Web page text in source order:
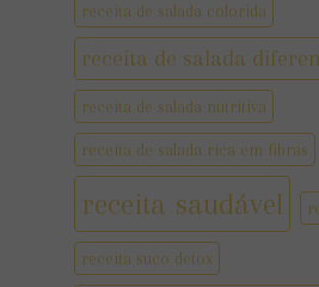
receita de salada colorida
receita de salada
receita de salada nutritiva
receita de salada rica em fibras
receita saudável
receita suco detox